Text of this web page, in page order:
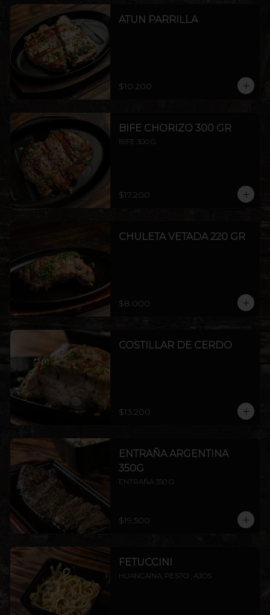
ATUN PARRILLA
$10.200
BIFE CHORIZO 300 GR
BIFE 300 G
$17.200
CHULETA VETADA 220 GR
$8.000
COSTILLAR DE CERDO
$13.200
ENTRAÑA ARGENTINA
350G
ENTRAÑA 350 G
$19.500
FETUCCINI
HUANCAÍNA, PESTO , AJOS